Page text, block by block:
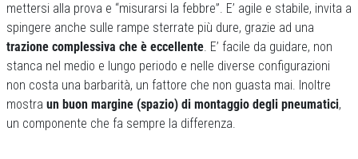
mettersi alla prova e “misurarsi la febbre”. E’ agile e stabile, invita a
spingere anche sulle rampe sterrate più dure, grazie ad una
trazione complessiva che è eccellente. E’ facile da guidare, non
stanca nel medio e lungo periodo e nelle diverse configurazioni
non costa una barbarità, un fattore che non guasta mai. Inoltre
mostra un buon margine (spazio) di montaggio degli pneumatici,
un componente che fa sempre la differenza.